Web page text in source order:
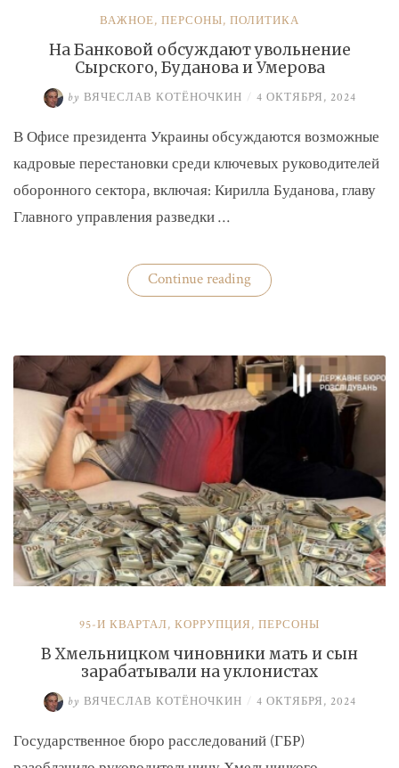
ВАЖНОЕ, ПЕРСОНЫ, ПОЛИТИКА
На Банковой обсуждают увольнение
Сырского, Буданова и Умерова
by ВЯЧЕСЛАВ КОТЁНОЧКИН / 4 ОКТЯБРЯ, 2024
В Офисе президента Украины обсуждаются возможные
кадровые перестановки среди ключевых руководителей
оборонного сектора, включая: Кирилла Буданова, главу
Главного управления разведки …
Continue reading«На
Банковой
Буданова
и
Умерова»
95-Й КВАРТАЛ, КОРРУПЦИЯ, ПЕРСОНЫ
В Хмельницком чиновники мать и сын
зарабатывали на уклонистах
by ВЯЧЕСЛАВ КОТЁНОЧКИН / 4 ОКТЯБРЯ, 2024
Государственное бюро расследований (ГБР)